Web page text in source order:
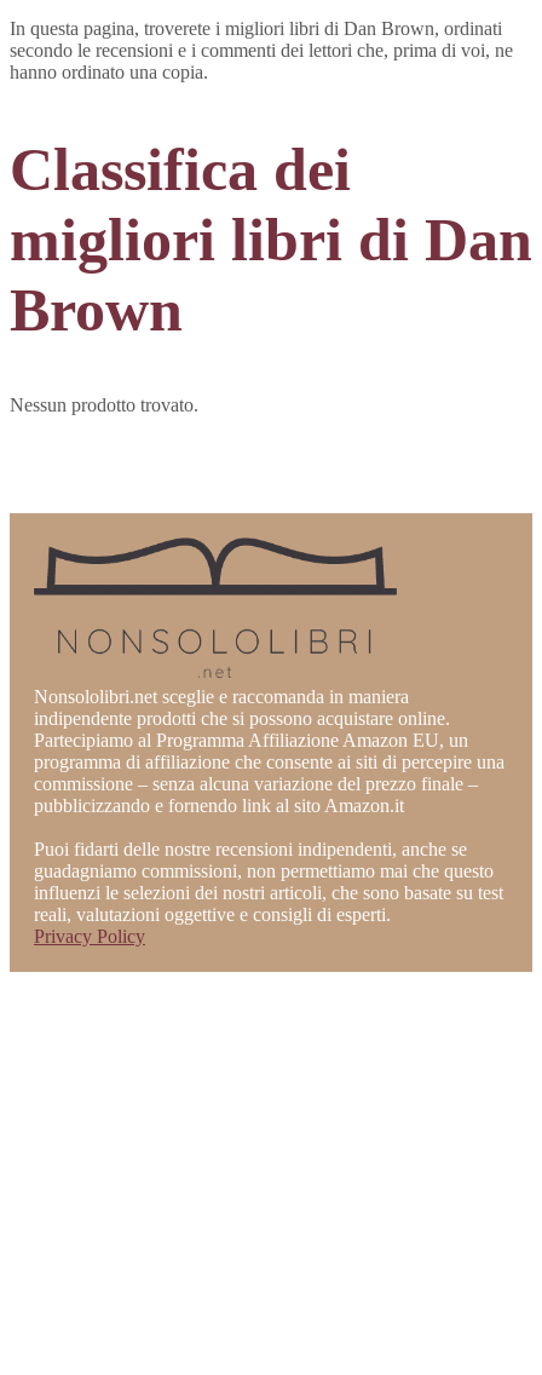
In questa pagina, troverete i migliori libri di Dan Brown, ordinati
secondo le recensioni e i commenti dei lettori che, prima di voi, ne
hanno ordinato una copia.
Classifica dei
migliori libri di Dan
Brown
Nessun prodotto trovato.
Nonsololibri.net sceglie e raccomanda in maniera
indipendente prodotti che si possono acquistare online.
Partecipiamo al Programma Affiliazione Amazon EU, un
programma di affiliazione che consente ai siti di percepire una
commissione – senza alcuna variazione del prezzo finale –
pubblicizzando e fornendo link al sito Amazon.it
Puoi fidarti delle nostre recensioni indipendenti, anche se
guadagniamo commissioni, non permettiamo mai che questo
influenzi le selezioni dei nostri articoli, che sono basate su test
reali, valutazioni oggettive e consigli di esperti.
Privacy Policy